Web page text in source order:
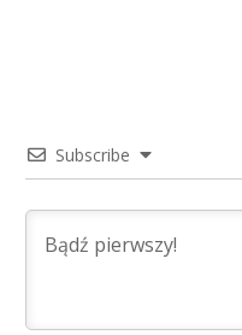
Subscribe